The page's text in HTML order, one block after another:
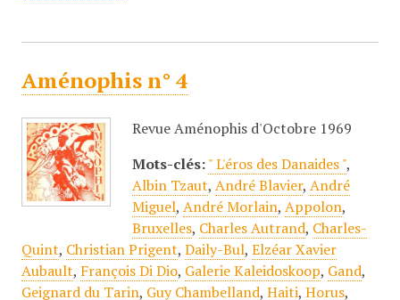
Aménophis n° 4
Revue Aménophis d'Octobre 1969
Mots-clés: " L'éros des Danaides ",
Albin Tzaut, André Blavier, André
Miguel, André Morlain, Appolon,
Bruxelles, Charles Autrand, Charles-
Quint, Christian Prigent, Daily-Bul, Elzéar Xavier
Aubault, François Di Dio, Galerie Kaleidoskoop, Gand,
Geignard du Tarin, Guy Chambelland, Haiti, Horus,